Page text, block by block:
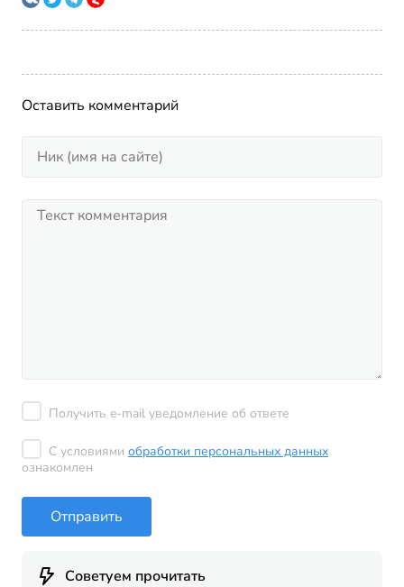
Оставить комментарий
Получить e-mail уведомление об ответе
С условиями обработки персональных данных
ознакомлен
Отправить
Советуем прочитать